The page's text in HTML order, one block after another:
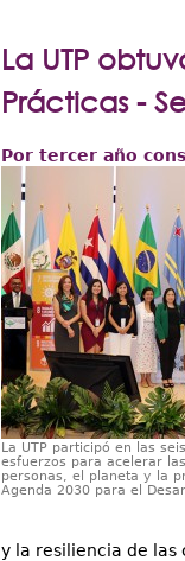
La UTP
Prácticas -
Por tercer año
La UTP participó en las
esfuerzos para acelerar
personas, el planeta y la
Agenda 2030 para el
y la resiliencia de las